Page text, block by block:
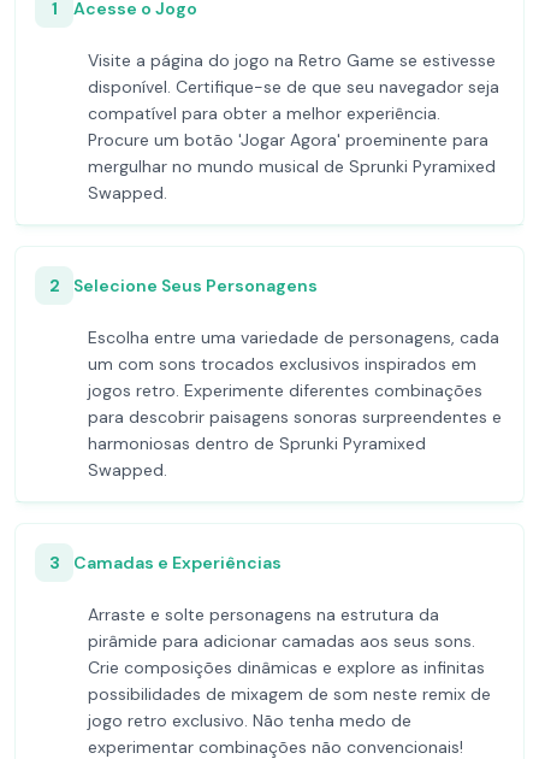
1 Acesse o Jogo
Visite a página do jogo na Retro Game se estivesse
disponível. Certifique-se de que seu navegador seja
compatível para obter a melhor experiência.
Procure um botão 'Jogar Agora' proeminente para
mergulhar no mundo musical de Sprunki Pyramixed
Swapped.
2 Selecione Seus Personagens
Escolha entre uma variedade de personagens, cada
um com sons trocados exclusivos inspirados em
jogos retro. Experimente diferentes combinações
para descobrir paisagens sonoras surpreendentes e
harmoniosas dentro de Sprunki Pyramixed
Swapped.
3 Camadas e Experiências
Arraste e solte personagens na estrutura da
pirâmide para adicionar camadas aos seus sons.
Crie composições dinâmicas e explore as infinitas
possibilidades de mixagem de som neste remix de
jogo retro exclusivo. Não tenha medo de
experimentar combinações não convencionais!